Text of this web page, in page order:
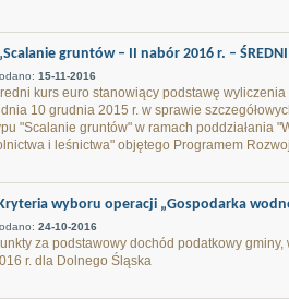
gruntów – II nabór 2016 r. – ŚREDNI
15-11-2016
kurs euro stanowiący podstawę
10 grudnia 2015 r. w sprawie
"Scalanie gruntów" w ramach poddziałania
i leśnictwa" objętego Programem
wyboru operacji „Gospodarka
24-10-2016
za podstawowy dochód podatkowy
r. dla Dolnego Śląska